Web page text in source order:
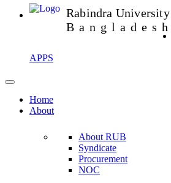
Rabindra University
Bangladesh
APPS
Home
About
About RUB
Syndicate
Procurement
NOC